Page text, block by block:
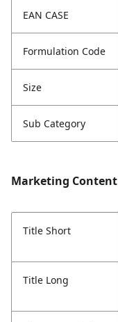
EAN CASE
Formulation Code
Size
Sub Category
Marketing Content
Title Short
Title Long